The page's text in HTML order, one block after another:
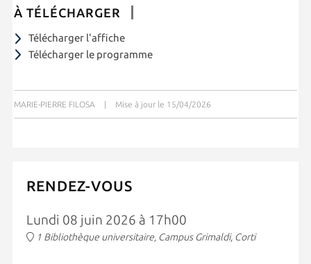
À TÉLÉCHARGER
Télécharger l'affiche
Télécharger le programme
MARIE-PIERRE FILOSA Mise à jour le 15/04/2026
RENDEZ-VOUS
Lundi 08 juin 2026 à 17h00
1 Bibliothèque universitaire, Campus Grimaldi, Corti